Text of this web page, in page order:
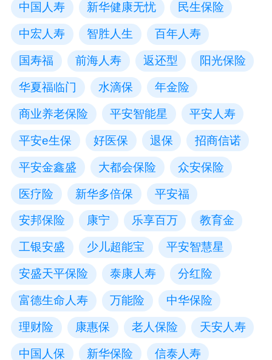
中国人寿 新华健康无忧 民生保险
中宏人寿 智胜人生 百年人寿
国寿福 前海人寿 返还型 阳光保险
华夏福临门 水滴保 年金险
商业养老保险 平安智能星 平安人寿
平安e生保 好医保 退保 招商信诺
平安金鑫盛 大都会保险 众安保险
医疗险 新华多倍保 平安福
安邦保险 康宁 乐享百万 教育金
工银安盛 少儿超能宝 平安智慧星
安盛天平保险 泰康人寿 分红险
富德生命人寿 万能险 中华保险
理财险 康惠保 老人保险 天安人寿
中国人保 新华保险 信泰人寿